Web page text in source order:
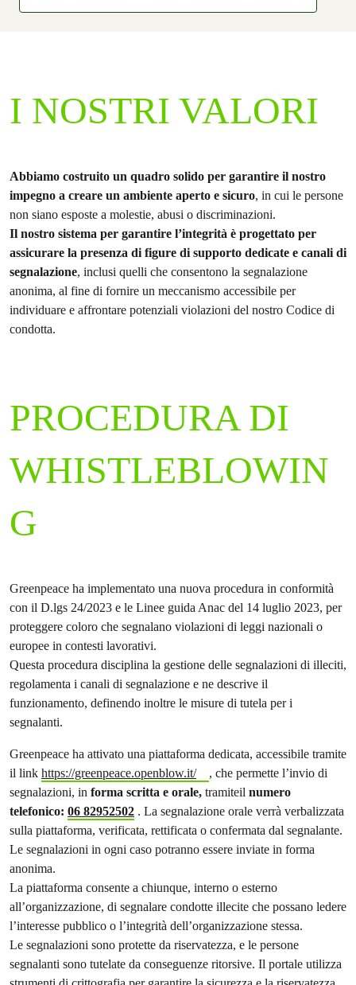
I NOSTRI VALORI
Abbiamo costruito un quadro solido per garantire il nostro
impegno a creare un ambiente aperto e sicuro, in cui le persone
non siano esposte a molestie, abusi o discriminazioni.
Il nostro sistema per garantire l’integrità è progettato per
assicurare la presenza di figure di supporto dedicate e canali di
segnalazione, inclusi quelli che consentono la segnalazione
anonima, al fine di fornire un meccanismo accessibile per
individuare e affrontare potenziali violazioni del nostro Codice di
condotta.
PROCEDURA DI
WHISTLEBLOWIN
G
Greenpeace ha implementato una nuova procedura in conformità
con il D.lgs 24/2023 e le Linee guida Anac del 14 luglio 2023, per
proteggere coloro che segnalano violazioni di leggi nazionali o
europee in contesti lavorativi.
Questa procedura disciplina la gestione delle segnalazioni di illeciti,
regolamenta i canali di segnalazione e ne descrive il
funzionamento, definendo inoltre le misure di tutela per i
segnalanti.
Greenpeace ha attivato una piattaforma dedicata, accessibile tramite
il link https://greenpeace.openblow.it/
, che permette l’invio di
segnalazioni, in forma scritta e orale, tramiteil numero
telefonico: 06 82952502 . La segnalazione orale verrà verbalizzata
sulla piattaforma, verificata, rettificata o confermata dal segnalante.
Le segnalazioni in ogni caso potranno essere inviate in forma
anonima.
La piattaforma consente a chiunque, interno o esterno
all’organizzazione, di segnalare condotte illecite che possano ledere
l’interesse pubblico o l’integrità dell’organizzazione stessa.
Le segnalazioni sono protette da riservatezza, e le persone
segnalanti sono tutelate da conseguenze ritorsive. Il portale utilizza